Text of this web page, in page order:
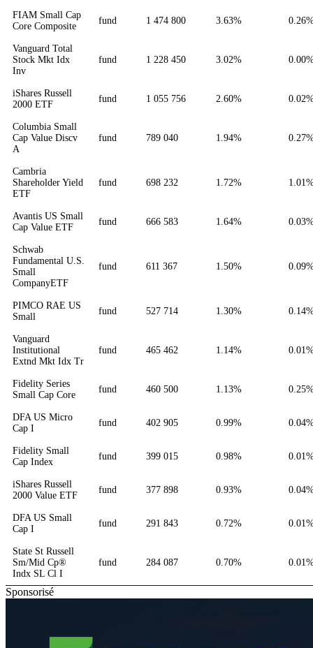
FIAM Small Cap
Core Composite
fund 1 474 800 3.63%
Vanguard Total
Stock Mkt Idx
Inv
fund 1 228 450 3.02%
iShares Russell
2000 ETF
fund 1 055 756 2.60%
Columbia Small
Cap Value Discv
A
fund 789 040 1.94%
Cambria
Shareholder Yield
ETF
fund 698 232 1.72%
Avantis US Small
Cap Value ETF
fund 666 583 1.64%
Schwab
Fundamental U.S.
Small
CompanyETF
fund 611 367 1.50%
PIMCO RAE US
Small
fund 527 714 1.30%
Vanguard
Institutional
Extnd Mkt Idx Tr
fund 465 462 1.14%
Fidelity Series
Small Cap Core
fund 460 500 1.13%
DFA US Micro
Cap I
fund 402 905 0.99%
Fidelity Small
Cap Index
fund 399 015 0.98%
iShares Russell
2000 Value ETF
fund 377 898 0.93%
DFA US Small
Cap I
fund 291 843 0.72%
State St Russell
Sm/Mid Cp®
Indx SL Cl I
fund 284 087 0.70%
Sponsorisé